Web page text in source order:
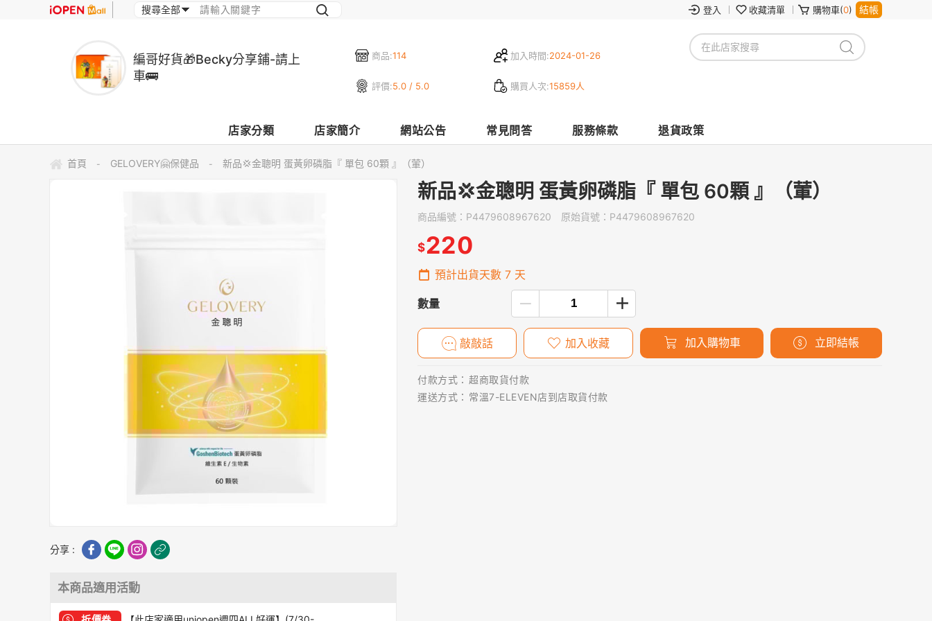
登入 收藏清單 購物車(0) 結帳
商品:114 加入時間:2024-01-26
評價:5.0 / 5.0 購買人次:15859人
編哥好貨🎁Becky分享鋪-請上
車🚌
店家分類 店家簡介 網站公告 常見問答 服務條款 退貨政策
首頁 - GELOVERY🤗保健品 - 新品💢金聰明 蛋黃卵磷脂『 單包 60顆 』（葷）
分享 :
本商品適用活動
新品💢金聰明 蛋黃卵磷脂『 單包 60顆 』（葷）
商品編號： P4479608967620 原始貨號： P4479608967620
$220
預計出貨天數 7 天
數量
敲敲話 加入收藏 加入購物車 立即結帳
付款方式： 超商取貨付款
運送方式： 常溫7-ELEVEN店到店取貨付款